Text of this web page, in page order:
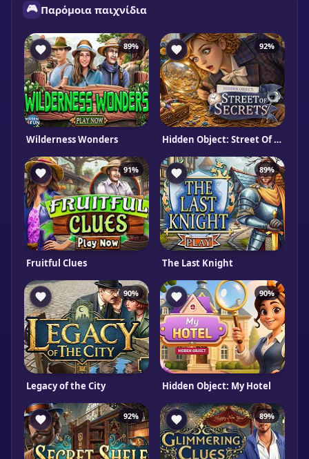
🎮 Παρόμοια παιχνίδια
89%
Wilderness Wonders
92%
Hidden Object: Street Of Secrets
91%
Fruitful Clues
89%
The Last Knight
90%
Legacy of the City
90%
Hidden Object: My Hotel
92% 89%